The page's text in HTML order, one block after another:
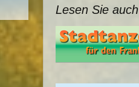
Lesen Sie auch